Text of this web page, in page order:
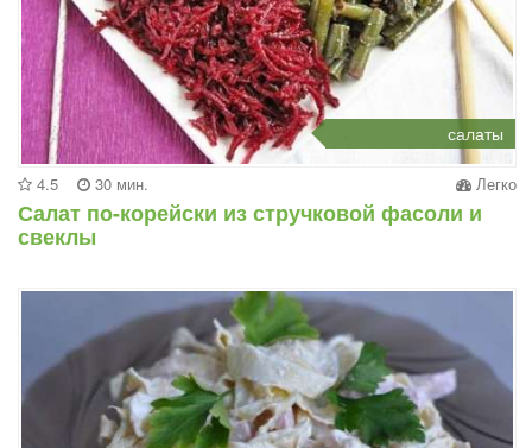
салаты
4.5 30 мин. Легко
Салат по-корейски из стручковой фасоли и
свеклы